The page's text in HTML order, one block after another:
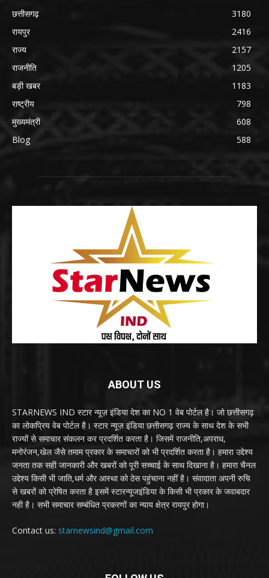
छत्तीसगढ़
3180
रायपुर
2416
राज्य
2157
राजनीति
1205
बड़ी खबर
1183
राष्ट्रीय
798
मुख्यमंत्री
608
Blog
588
ABOUT US
STARNEWS IND स्टार न्यूज़ इंडिया देश का NO 1 वेब पोर्टल है। जो छत्तीसगढ़
का लोकप्रिय वेब पोर्टल है। स्टार न्यूज़ इंडिया छत्तीसगढ़ राज्य के साथ देश के सभी
राज्यों से समाचार संकलन कर प्रदर्शित करता है। जिसमें राजनीति,अपराध,
मनोरंजन,खेल जैसे तमाम प्रकार के समाचारों को भी प्रदर्शित करता है। हमारा उद्देश्य
जनता तक सही जानकारी और खबरों को पूरी सच्चाई के साथ दिखाना है। हमारा चैनल
उद्देश्य किसी भी जाति,धर्म और आस्था को ठेस पहुंचाना नहीं है। संवादाता अपनी रुचि
से खबरों को प्रेषित करता है इसमें स्टारन्यूजइंडिया के किसी भी प्रकार के जवाबदार
नही है। सभी समाचार सम्बंधित प्रकरणों का न्याय क्षेत्र रायपुर होगा।
Contact us: starnewsind@gmail.com